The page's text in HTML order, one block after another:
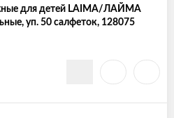
для детей LAIMA/ЛАЙМА
уп. 50 салфеток, 128075